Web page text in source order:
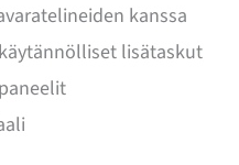
kanssa
lisätaskut